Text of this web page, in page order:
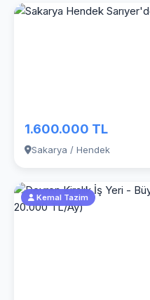
1.600.000 TL
Sakarya / Hendek
Kemal Tazim